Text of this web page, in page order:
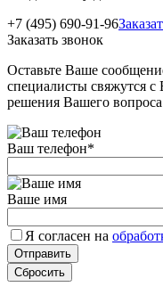
+7 (495) 690-91-96
Заказать звонок
Оставьте Ваше
специалисты свяжутся
решения Вашего
Ваш телефон*
Ваше имя
Я согласен на